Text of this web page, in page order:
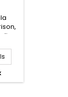
le